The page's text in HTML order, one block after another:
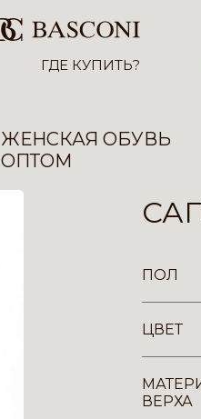
ГДЕ КУПИТЬ?
ЖЕНСКАЯ ОБУВЬ
ОПТОМ
ПОЛ
ЦВЕТ
ВЕРХА